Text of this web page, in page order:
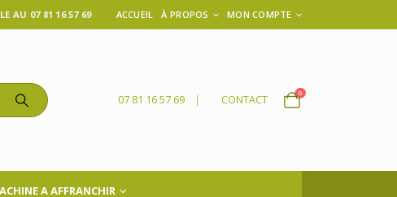
AU 07 81 16 57 69 ACCUEIL À PROPOS MON COMPTE
07 81 16 57 69 | CONTACT 0
A AFFRANCHIR